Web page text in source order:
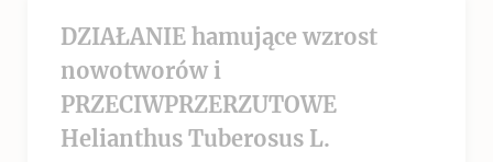
DZIAŁANIE hamujące wzrost
nowotworów i
PRZECIWPRZERZUTOWE
Helianthus Tuberosus L.